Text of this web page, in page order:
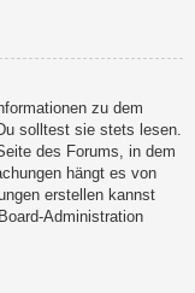
zu dem
solltest sie stets lesen.
des Forums, in dem
hängt es von
erstellen kannst
Administration